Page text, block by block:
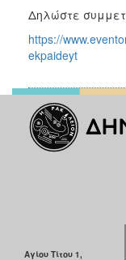
Δηλώστε
https://
ekpaideyt
Αγίου Τίτου 1,